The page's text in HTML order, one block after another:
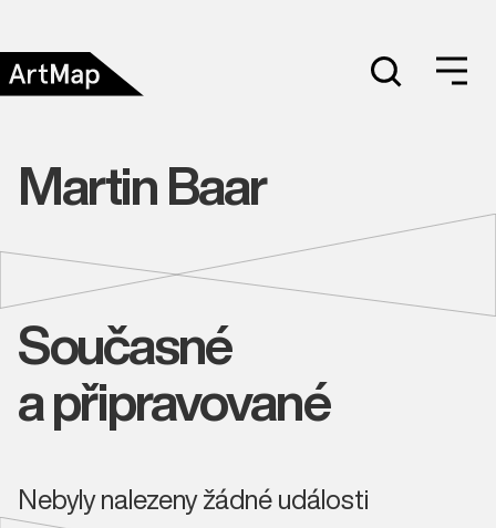
Martin Baar
Současné
a připravované
Nebyly nalezeny žádné události